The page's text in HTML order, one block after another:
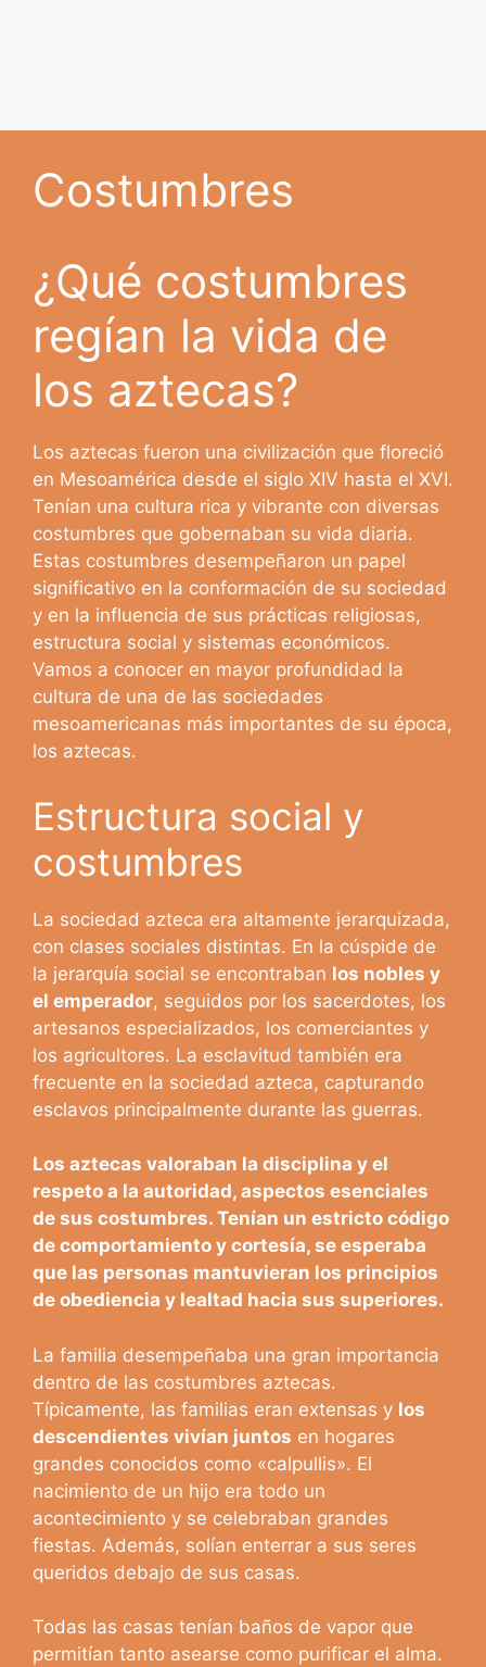
Costumbres
¿Qué costumbres
regían la vida de
los aztecas?
Los aztecas fueron una civilización que floreció
en Mesoamérica desde el siglo XIV hasta el XVI.
Tenían una cultura rica y vibrante con diversas
costumbres que gobernaban su vida diaria.
Estas costumbres desempeñaron un papel
significativo en la conformación de su sociedad
y en la influencia de sus prácticas religiosas,
estructura social y sistemas económicos.
Vamos a conocer en mayor profundidad la
cultura de una de las sociedades
mesoamericanas más importantes de su época,
los aztecas.
Estructura social y
costumbres
La sociedad azteca era altamente jerarquizada,
con clases sociales distintas. En la cúspide de
la jerarquía social se encontraban los nobles y
el emperador, seguidos por los sacerdotes, los
artesanos especializados, los comerciantes y
los agricultores. La esclavitud también era
frecuente en la sociedad azteca, capturando
esclavos principalmente durante las guerras.
Los aztecas valoraban la disciplina y el
respeto a la autoridad, aspectos esenciales
de sus costumbres. Tenían un estricto código
de comportamiento y cortesía, se esperaba
que las personas mantuvieran los principios
de obediencia y lealtad hacia sus superiores.
La familia desempeñaba una gran importancia
dentro de las costumbres aztecas.
Típicamente, las familias eran extensas y los
descendientes vivían juntos en hogares
grandes conocidos como «calpullis». El
nacimiento de un hijo era todo un
acontecimiento y se celebraban grandes
fiestas. Además, solían enterrar a sus seres
queridos debajo de sus casas.
Todas las casas tenían baños de vapor que
permitían tanto asearse como purificar el alma.